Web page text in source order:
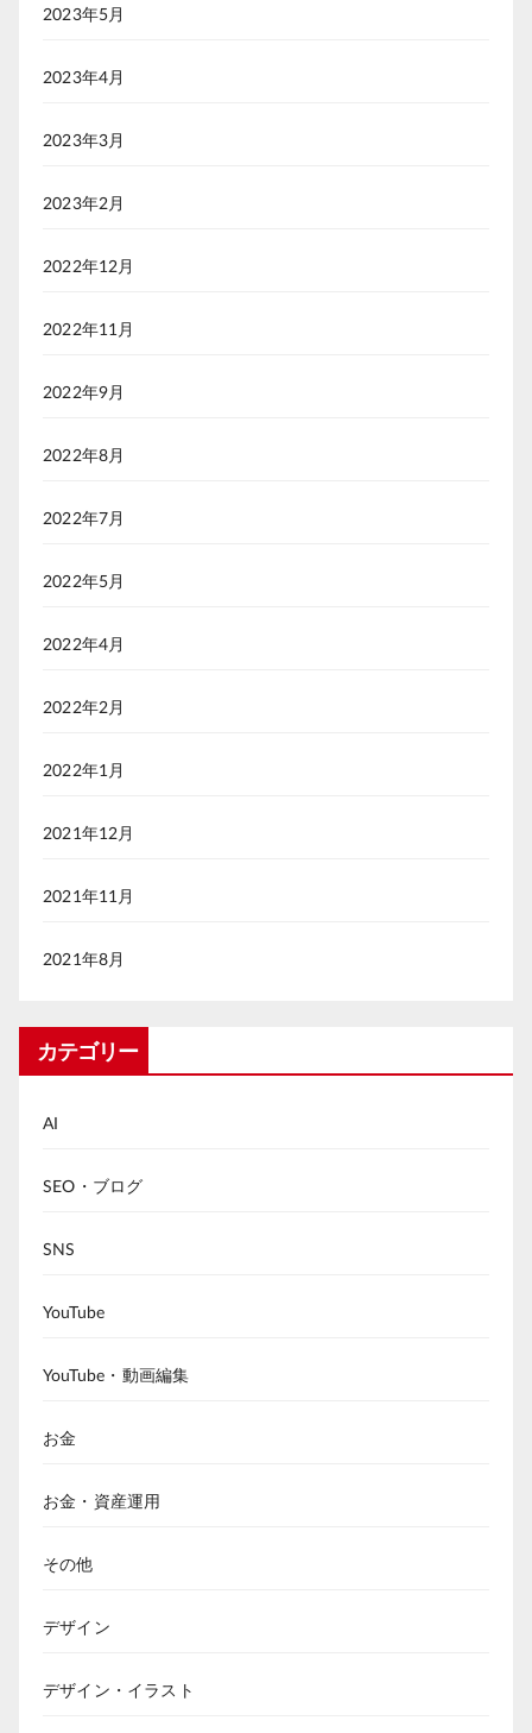
2023年5月
2023年4月
2023年3月
2023年2月
2022年12月
2022年11月
2022年9月
2022年8月
2022年7月
2022年5月
2022年4月
2022年2月
2022年1月
2021年12月
2021年11月
2021年8月
カテゴリー
AI
SEO・ブログ
SNS
YouTube
YouTube・動画編集
お金
お金・資産運用
その他
デザイン
デザイン・イラスト